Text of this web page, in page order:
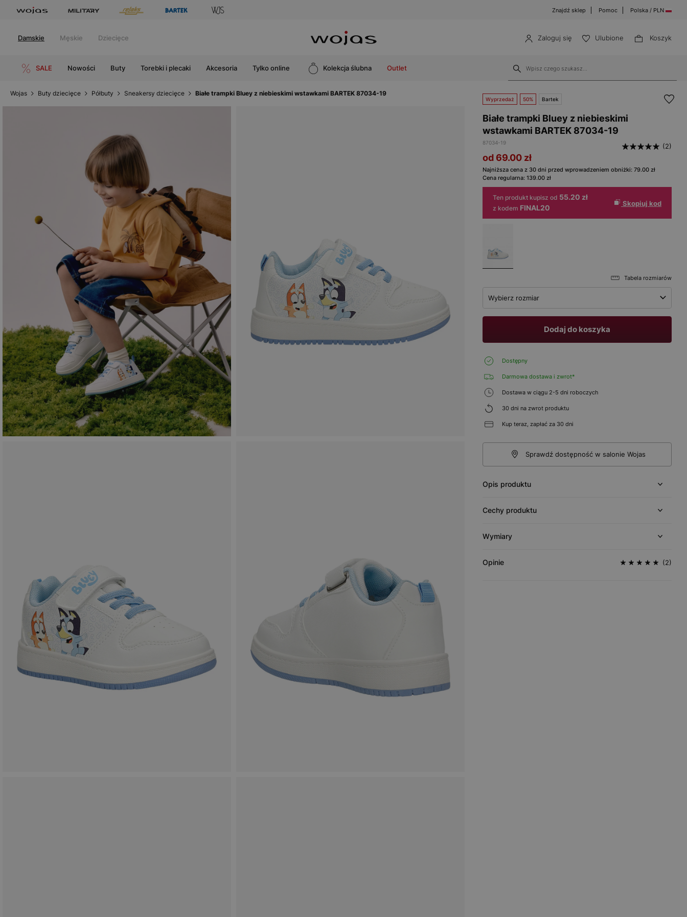
Znajdź sklep Pomoc Polska / PLN
Damskie Męskie Dziecięce Zaloguj się Ulubione Koszyk
SALE Nowości Buty Torebki i plecaki Akcesoria Tylko online Kolekcja ślubna Outlet
Wojas Buty dziecięce Półbuty Sneakersy dziecięce Białe trampki Bluey z niebieskimi wstawkami BARTEK 87034-19
Wyprzedaż 50% Bartek
Białe trampki Bluey z niebieskimi
wstawkami BARTEK 87034-19
87034-19 (2)
od 69.00 zł
Najniższa cena z 30 dni przed wprowadzeniem obniżki: 79.00 zł
Cena regularna: 139.00 zł
Ten produkt kupisz od 55.20 zł
z kodem FINAL20 Skopiuj kod
Tabela rozmiarów
Wybierz rozmiar
Dodaj do koszyka
Dostępny
Darmowa dostawa i zwrot*
Dostawa w ciągu 2-5 dni roboczych
30 dni na zwrot produktu
Kup teraz, zapłać za 30 dni
Sprawdź dostępność w salonie Wojas
Opis produktu
Cechy produktu
Wymiary
Opinie (2)